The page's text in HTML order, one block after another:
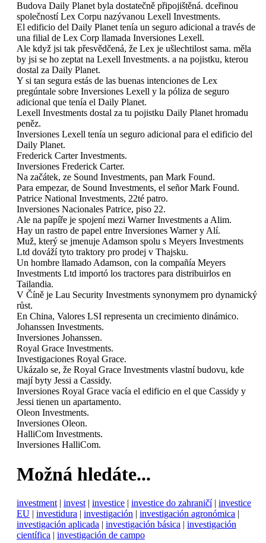
Budova Daily Planet byla dostatečně připojištěná. dceřinou
společností Lex Corpu nazývanou Lexell Investments.
El edificio del Daily Planet tenía un seguro adicional a través de
una filial de Lex Corp llamada Inversiones Lexell.
Ale když jsi tak přesvědčená, že Lex je ušlechtilost sama. měla
by jsi se ho zeptat na Lexell Investments. a na pojistku, kterou
dostal za Daily Planet.
Y si tan segura estás de las buenas intenciones de Lex
pregúntale sobre Inversiones Lexell y la póliza de seguro
adicional que tenía el Daily Planet.
Lexell Investments dostal za tu pojistku Daily Planet hromadu
peněz.
Inversiones Lexell tenía un seguro adicional para el edificio del
Daily Planet.
Frederick Carter Investments.
Inversiones Frederick Carter.
Na začátek, ze Sound Investments, pan Mark Found.
Para empezar, de Sound Investments, el señor Mark Found.
Patrice National Investments, 22té patro.
Inversiones Nacionales Patrice, piso 22.
Ale na papíře je spojení mezi Warner Investments a Alim.
Hay un rastro de papel entre Inversiones Warner y Alí.
Muž, který se jmenuje Adamson spolu s Meyers Investments
Ltd dováží tyto traktory pro prodej v Thajsku.
Un hombre llamado Adamson, con la compañía Meyers
Investments Ltd importó los tractores para distribuirlos en
Tailandia.
V Číně je Lau Security Investments synonymem pro dynamický
růst.
En China, Valores LSI representa un crecimiento dinámico.
Johanssen Investments.
Inversiones Johanssen.
Royal Grace Investments.
Investigaciones Royal Grace.
Ukázalo se, že Royal Grace Investments vlastní budovu, kde
mají byty Jessi a Cassidy.
Inversiones Royal Grace vacía el edificio en el que Cassidy y
Jessi tienen un apartamento.
Oleon Investments.
Inversiones Oleon.
HalliCom Investments.
Inversiones HalliCom.
Možná hledáte...
investment | invest | investice | investice do zahraničí | investice
EU | investidura | investigación | investigación agronómica |
investigación aplicada | investigación básica | investigación
científica | investigación de campo